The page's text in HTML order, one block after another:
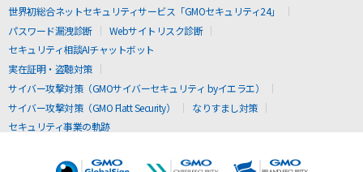
世界初総合ネットセキュリティサービス「GMOセキュリティ24」
パスワード漏洩診断
Webサイトリスク診断
セキュリティ相談AIチャットボット
実在証明・盗聴対策
サイバー攻撃対策（GMOサイバーセキュリティ byイエラエ）
サイバー攻撃対策（GMO Flatt Security）
なりすまし対策
セキュリティ事業の軌跡